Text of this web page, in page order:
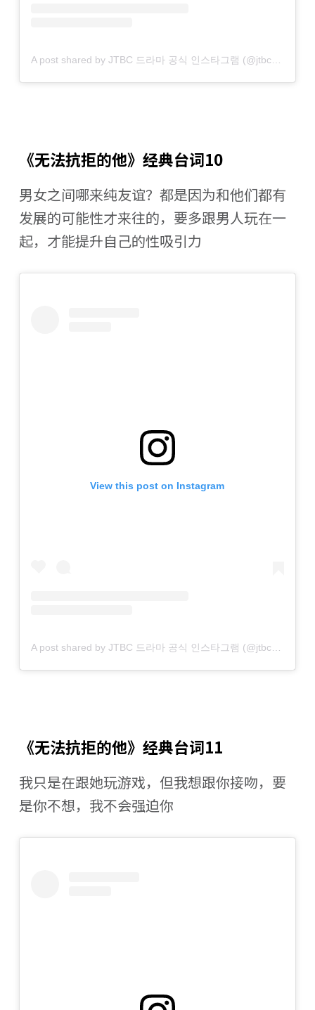
A post shared by JTBC 드라마 공식 인스타그램 (@jtbcdrama)
《无法抗拒的他》经典台词10
男女之间哪来纯友谊？都是因为和他们都有
发展的可能性才来往的，要多跟男人玩在一
起，才能提升自己的性吸引力
View this post on Instagram
A post shared by JTBC 드라마 공식 인스타그램 (@jtbcdrama)
《无法抗拒的他》经典台词11
我只是在跟她玩游戏，但我想跟你接吻，要
是你不想，我不会强迫你